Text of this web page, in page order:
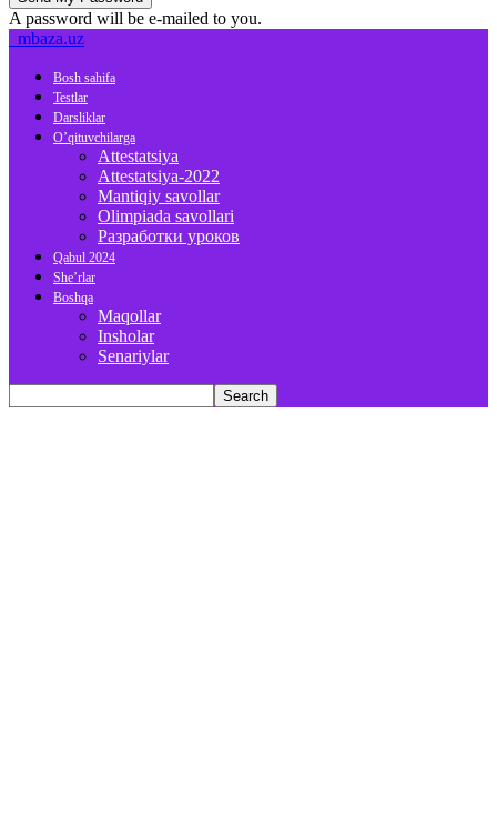
A password will be e-mailed to you.
mbaza.uz
Bosh sahifa
Testlar
Darsliklar
O’qituvchilarga
Attestatsiya
Attestatsiya-2022
Mantiqiy savollar
Olimpiada savollari
Разработки уроков
Qabul 2024
She’rlar
Boshqa
Maqollar
Insholar
Senariylar